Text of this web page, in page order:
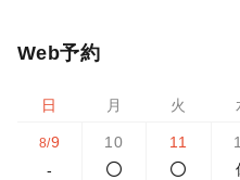
Web予約
日 月 火
8/9
-
10 11